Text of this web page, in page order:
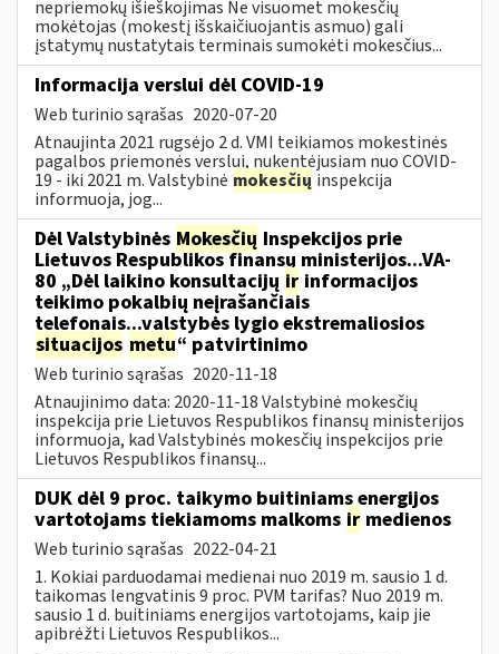
nepriemokų išieškojimas Ne visuomet mokesčių
mokėtojas (mokestį išskaičiuojantis asmuo) gali
įstatymų nustatytais terminais sumokėti mokesčius...
Informacija verslui dėl COVID-19
Web turinio sąrašas 2020-07-20
Atnaujinta 2021 rugsėjo 2 d. VMI teikiamos mokestinės
pagalbos priemonės verslui, nukentėjusiam nuo COVID-
19 - iki 2021 m. Valstybinė mokesčių inspekcija
informuoja, jog...
Dėl Valstybinės Mokesčių Inspekcijos prie
Lietuvos Respublikos finansų ministerijos...VA-
80 „Dėl laikino konsultacijų ir informacijos
teikimo pokalbių neįrašančiais
telefonais...valstybės lygio ekstremaliosios
situacijos metu“ patvirtinimo
Web turinio sąrašas 2020-11-18
Atnaujinimo data: 2020-11-18 Valstybinė mokesčių
inspekcija prie Lietuvos Respublikos finansų ministerijos
informuoja, kad Valstybinės mokesčių inspekcijos prie
Lietuvos Respublikos finansų...
DUK dėl 9 proc. taikymo buitiniams energijos
vartotojams tiekiamoms malkoms ir medienos
Web turinio sąrašas 2022-04-21
1. Kokiai parduodamai medienai nuo 2019 m. sausio 1 d.
taikomas lengvatinis 9 proc. PVM tarifas? Nuo 2019 m.
sausio 1 d. buitiniams energijos vartotojams, kaip jie
apibrėžti Lietuvos Respublikos...